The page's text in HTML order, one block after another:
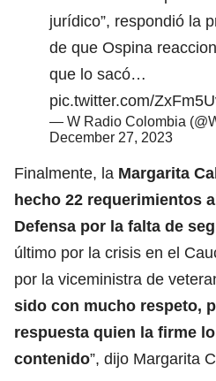
jurídico”, respondió la
de que Ospina
que lo sacó…
pic.twitter.com/
— W Radio Colombia
December 27, 2023
Finalmente, la Margarita
hecho 22 requerimientos
Defensa por la falta de
último por la crisis en el
por la viceministra de
sido con mucho respeto,
respuesta quien la firme
contenido”, dijo Margarita